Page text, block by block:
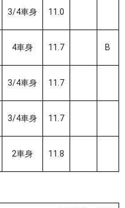
3/4車身 11.0
4車身 11.7 B
3/4車身 11.7
3/4車身 11.7
2車身 11.8